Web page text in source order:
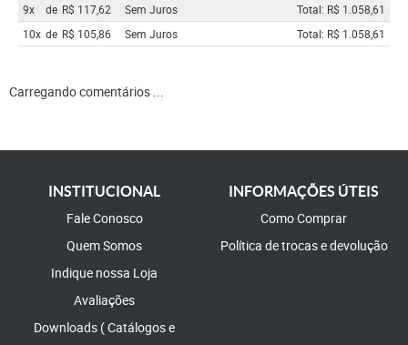
9x
de R$ 117,62 Sem Juros
Total: R$ 1.058,61
10x de R$ 105,86 Sem Juros Total: R$ 1.058,61
Carregando comentários ...
INSTITUCIONAL
Fale Conosco
Quem Somos
Indique nossa Loja
Avaliações
Downloads ( Catálogos e
INFORMAÇÕES ÚTEIS
Como Comprar
Política de trocas e devolução